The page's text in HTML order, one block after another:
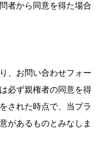
者から同意を得た場合
、お問い合わせフォー
必ず親権者の同意を得
された時点で、当プラ
があるものとみなしま